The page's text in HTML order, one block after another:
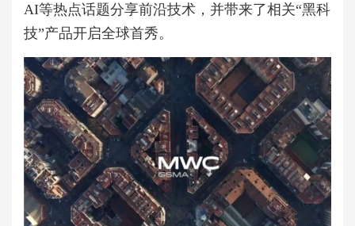
AI等热点话题分享前沿技术，并带来了相关“黑科
技”产品开启全球首秀。